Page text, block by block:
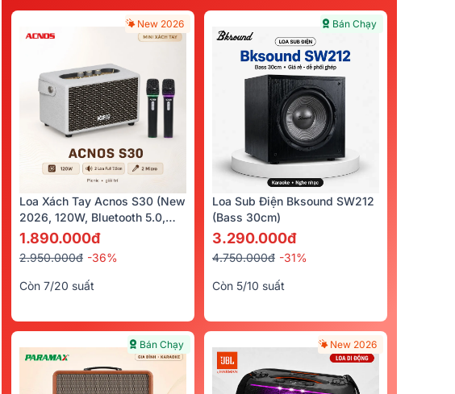
Bán Chạy
Vang Số Bksound KP500
3.900.000đ
-35%
520.000đ
New 2026
Loa Xách Tay Acnos S30 (New
2026, 120W, Bluetooth 5.0,
Kèm 2 Tay Micro)
1.890.000đ
2.950.000đ -36%
Còn 7/20 suất
Bán Chạy
Loa Sub Điện Bksound SW212
(bass 30cm)
3.290.000đ
4.750.000đ -31%
Còn 5/10 suất
Bán Chạy New 2026